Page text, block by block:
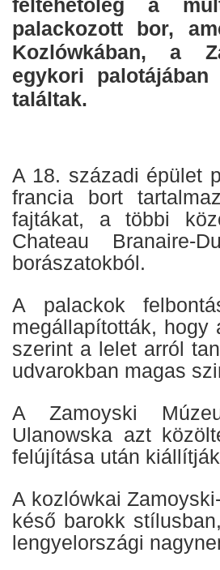
feltehetőleg a
palackozott bor,
Kozlówkában, a
egykori
találtak.
A 18. századi épület
francia bort
fajtákat, a többi
Chateau
borászatokból.
A palackok
megállapították, hogy
szerint a lelet arról
udvarokban magas
A Zamoyski
Ulanowska azt
felújítása után
A kozlówkai
késő barokk
lengyelországi